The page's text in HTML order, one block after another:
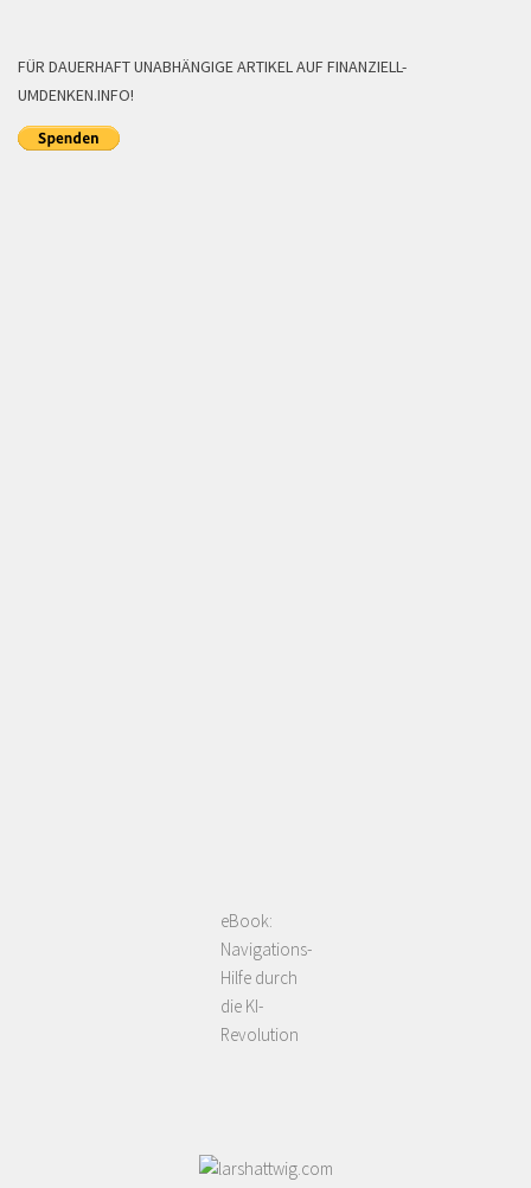
FÜR DAUERHAFT UNABHÄNGIGE ARTIKEL AUF FINANZIELL-
UMDENKEN.INFO!
eBook:
Navigations-
Hilfe durch
die KI-
Revolution